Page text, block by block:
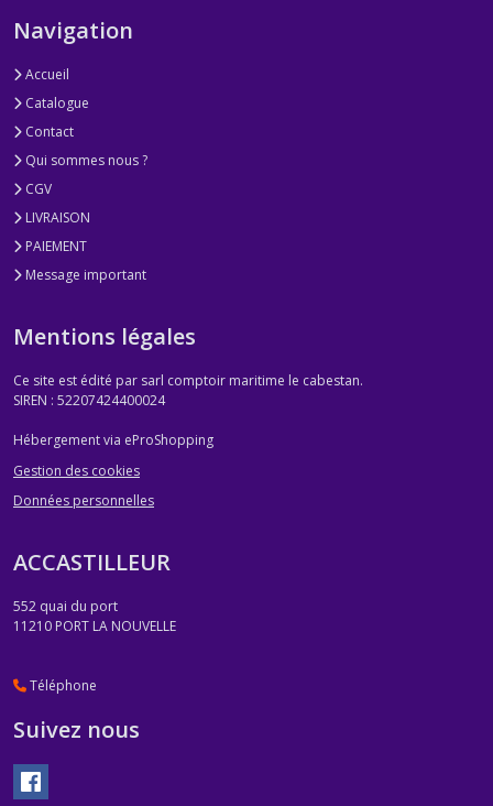
Navigation
Accueil
Catalogue
Contact
Qui sommes nous ?
CGV
LIVRAISON
PAIEMENT
Message important
Mentions légales
Ce site est édité par sarl comptoir maritime le cabestan.
SIREN : 52207424400024
Hébergement via eProShopping
Gestion des cookies
Données personnelles
ACCASTILLEUR
552 quai du port
11210 PORT LA NOUVELLE
Téléphone
Suivez nous